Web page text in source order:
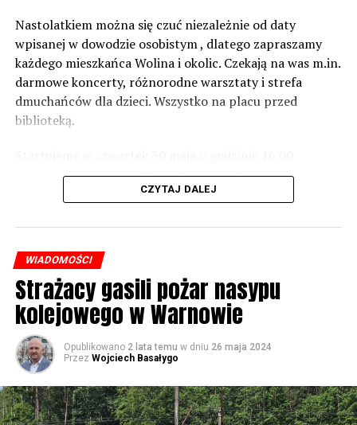
zabezpieczeń. Dopóki nie będzie tych przekroczonych
norm dopuszczalnego hałasu, no to nie możemy nic
zrobić. Tam są odpowiednie normy – 61 i 56 decybeli –
zaznacza.
Foto: Wojciech Basałygo
59683 odsłon
Nastolatkiem można się czuć niezależnie od daty
wpisanej w dowodzie osobistym , dlatego zapraszamy
każdego mieszkańca Wolina i okolic. Czekają na was m.in.
darmowe koncerty, różnorodne warsztaty i strefa
dmuchańców dla dzieci. Wszystko na placu przed
biblioteką.
występami zespołów „Yellow” i „Specyficzni”.
CZYTAJ DALEJ
WIADOMOŚCI
Strażacy gasili pożar nasypu
kolejowego w Warnowie
Opublikowano 2 lata temu w dniu 26 maja 2024
Przez Wojciech Basałygo